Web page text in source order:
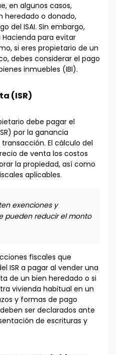
en algunos casos,
heredado o donado,
del ISAI. Sin embargo,
para evitar
si eres propietario de un
debes considerar el pago
inmuebles (IBI).
(ISR)
debe pagar el
por la ganancia
El cálculo del
de venta los costos
la propiedad, así como
aplicables.
exenciones y
pueden reducir el monto
fiscales que
ISR a pagar al vender una
de un bien heredado o si
vivienda habitual en un
y formas de pago
ser declarados ante
de escrituras y